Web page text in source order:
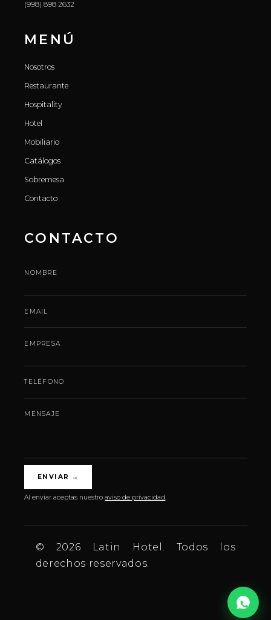
(998) 898 2632
MENÚ
Nosotros
Restaurante
Hospitality
Hotel
Mobiliario
Catálogos
Sobremesa
Contacto
CONTACTO
NOMBRE
EMAIL
EMPRESA
TELÉFONO
MENSAJE
ENVIAR →
Al enviar aceptas nuestroaviso de privacidad.
© 2026 Latin Hotel. Todos los
derechos reservados.